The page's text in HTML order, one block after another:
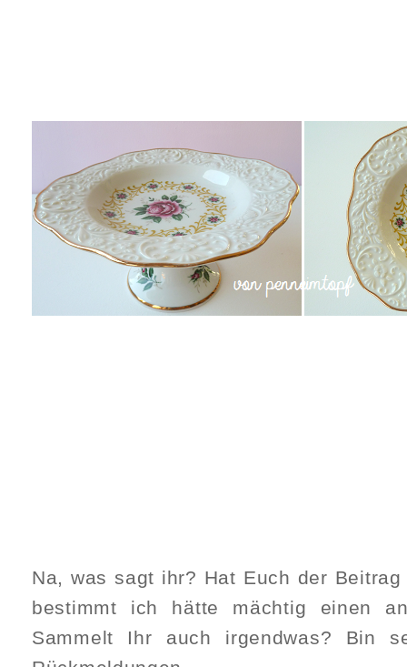
Na, was sagt ihr? Hat Euch der
bestimmt ich hätte mächtig einen
Sammelt Ihr auch irgendwas? Bin